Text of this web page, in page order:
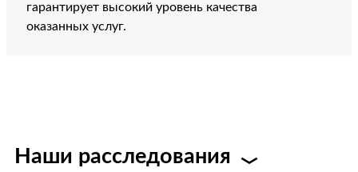
гарантирует высокий уровень качества
оказанных услуг.
Наши расследования